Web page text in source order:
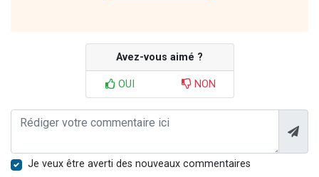
Avez-vous aimé ?
OUI NON
Je veux être averti des nouveaux commentaires